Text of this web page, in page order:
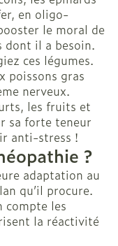
en oligo-
le moral de
dont il a besoin.
ces légumes.
poissons gras
nerveux.
les fruits et
sa forte teneur
anti-stress !
?
adaptation au
qu’il procure.
compte les
la réactivité